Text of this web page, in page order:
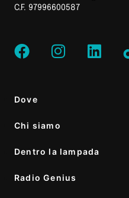
C.F. 97996600587
Dove
Chi siamo
Dentro la lampada
Radio Genius